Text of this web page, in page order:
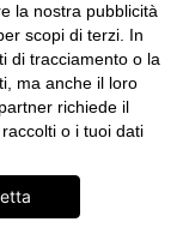
la nostra pubblicità
scopi di terzi. In
di tracciamento o la
ma anche il loro
richiede il
o i tuoi dati
I partner sono le
Google Ireland